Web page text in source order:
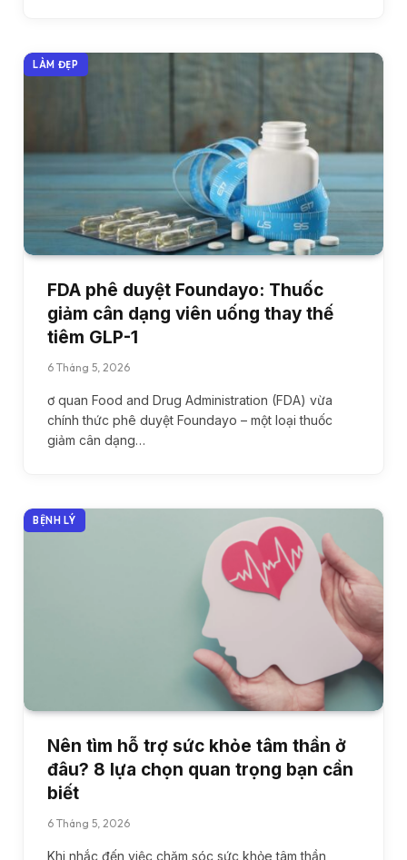
LÀM ĐẸP
FDA phê duyệt Foundayo: Thuốc
giảm cân dạng viên uống thay thế
tiêm GLP-1
6 Tháng 5, 2026
ơ quan Food and Drug Administration (FDA) vừa
chính thức phê duyệt Foundayo – một loại thuốc
giảm cân dạng…
BỆNH LÝ
Nên tìm hỗ trợ sức khỏe tâm thần ở
đâu? 8 lựa chọn quan trọng bạn cần
biết
6 Tháng 5, 2026
Khi nhắc đến việc chăm sóc sức khỏe tâm thần,